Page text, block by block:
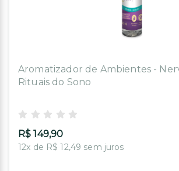
Aromatizador de Ambientes -
Rituais do Sono
R$ 149,90
12x de R$ 12,49 sem juros